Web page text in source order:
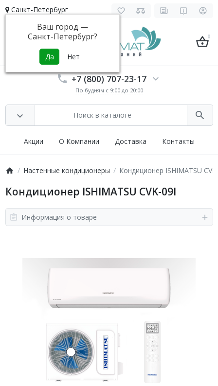
Санкт-Петербург
Ваш город —
Санкт-Петербург? 0
+7 (800) 707-23-17
По будням с 9:00 до 20:00
Акции О Компании Доставка Контакты
Настенные кондиционеры Кондиционер ISHIMATSU
Кондиционер ISHIMATSU CVK-09I
Информация о товаре